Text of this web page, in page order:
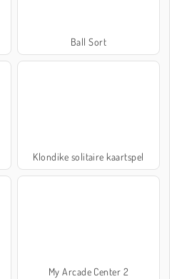
Ball Sort
Klondike solitaire kaartspel
My Arcade Center 2